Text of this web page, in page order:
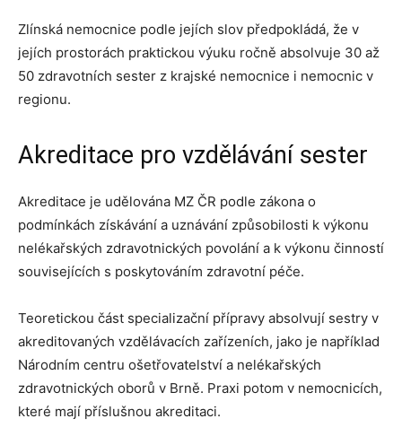
Zlínská nemocnice podle jejích slov předpokládá, že v
jejích prostorách praktickou výuku ročně absolvuje 30 až
50 zdravotních sester z krajské nemocnice i nemocnic v
regionu.
Akreditace pro vzdělávání sester
Akreditace je udělována MZ ČR podle zákona o
podmínkách získávání a uznávání způsobilosti k výkonu
nelékařských zdravotnických povolání a k výkonu činností
souvisejících s poskytováním zdravotní péče.
Teoretickou část specializační přípravy absolvují sestry v
akreditovaných vzdělávacích zařízeních, jako je například
Národním centru ošetřovatelství a nelékařských
zdravotnických oborů v Brně. Praxi potom v nemocnicích,
které mají příslušnou akreditaci.